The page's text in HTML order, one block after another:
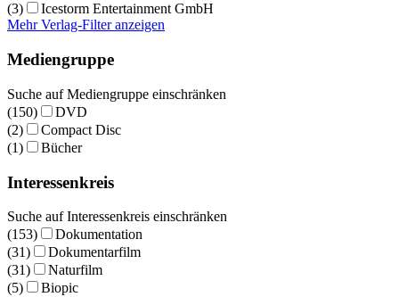
(3)
Icestorm Entertainment GmbH
Mehr Verlag-Filter anzeigen
Mediengruppe
Suche auf Mediengruppe einschränken
(150)
DVD
(2)
Compact Disc
(1)
Bücher
Interessenkreis
Suche auf Interessenkreis einschränken
(153)
Dokumentation
(31)
Dokumentarfilm
(31)
Naturfilm
(5)
Biopic